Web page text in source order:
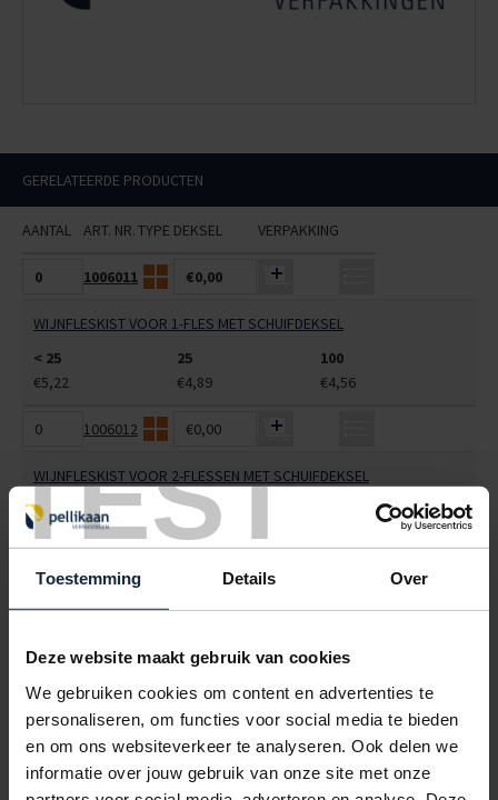
TEST
Toestemming Details Over
Deze website maakt gebruik van cookies
We gebruiken cookies om content en advertenties te
personaliseren, om functies voor social media te bieden
en om ons websiteverkeer te analyseren. Ook delen we
informatie over jouw gebruik van onze site met onze
GERELATEERDE PRODUCTEN
AANTAL ART. NR.TYPE DEKSEL VERPAKKING
1006011 €0,00
WIJNFLESKIST VOOR 1-FLES MET SCHUIFDEKSEL
< 25
25
100
€5,22
€4,89 €4,56
1006012 €0,00
WIJNFLESKIST VOOR 2-FLESSEN MET SCHUIFDEKSEL
< 25
25
€7,57
€7,10
ALLES BESTELLEN
Hoe werkt een bestellijst?
Wanneer u bent ingelogd, kunt u een eigen bestellijst maken.
Gebruik bestel- en offertelijsten om eenvoudig en snel producten
te bestellen. Uw bestel- en offertelijsten kunt u terugvinden in uw
account. Dat pakt altijd goed uit voor uw administratie!